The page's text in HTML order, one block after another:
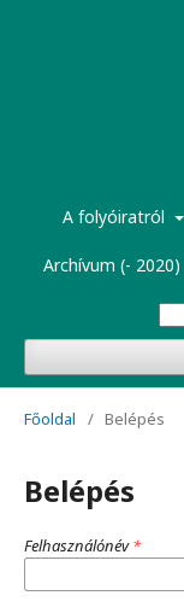
A folyóiratról
Archívum (- 2020)
Főoldal / Belépés
Belépés
Felhasználónév*